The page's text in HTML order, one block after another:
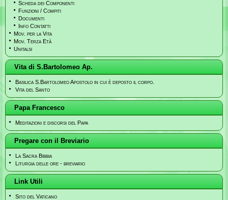
Scheda dei Componenti
Funzioni / Compiti
Documenti
Info Contatti
Mov. per la Vita
Mov. Terza Età
Unitalsi
Vita di S.Bartolomeo Ap.
Basilica S.Bartolomeo Apostolo in cui è deposto il corpo.
Vita del Santo
Papa Francesco
Meditazioni e discorsi del Papa
Pregare con il Breviario
La Sacra Bibbia
Liturgia delle ore - breviario
Link Utili
Sito del Vaticano